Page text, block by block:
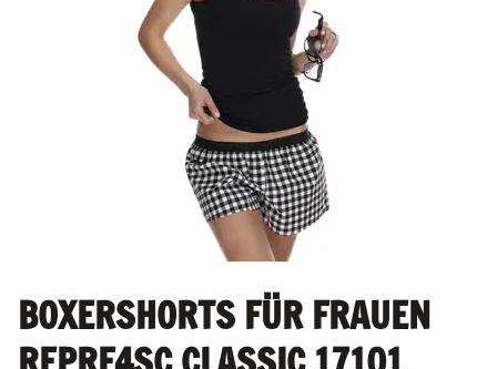
BOXERSHORTS FÜR FRAUEN